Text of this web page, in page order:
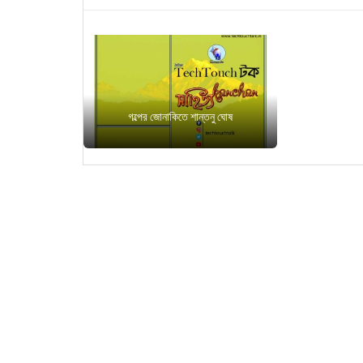
গল্পের জোনাকিতে শান্তনু ঘোষ